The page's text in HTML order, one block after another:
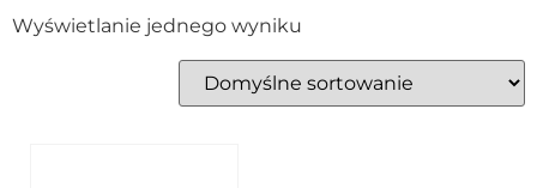
Wyświetlanie jednego wyniku